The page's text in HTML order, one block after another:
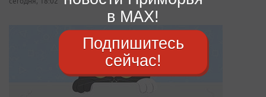
в MAX!
Подпишитесь
сейчас!